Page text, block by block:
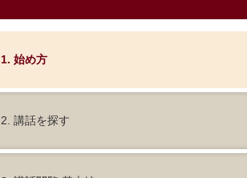
1. 始め方
2. 講話を探す